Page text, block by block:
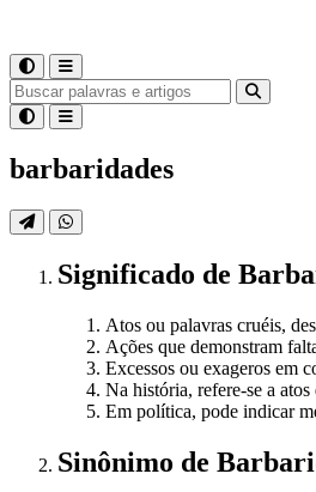
barbaridades
Significado de
Atos ou palavras cruéis,
Ações que demonstram
Excessos ou exageros em
Na história, refere-se a
Em política, pode indicar
Sinônimo de